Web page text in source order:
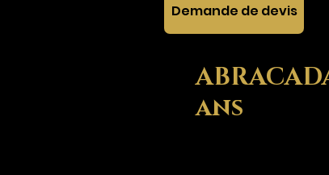
Demande de devis
ans